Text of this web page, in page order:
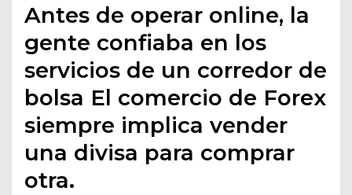
Antes de operar online, la
gente confiaba en los
servicios de un corredor de
bolsa El comercio de Forex
siempre implica vender
una divisa para comprar
otra.